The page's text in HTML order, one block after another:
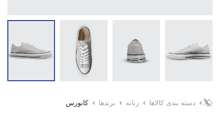
دسته بندی کالاها زنانه برندها کانورس